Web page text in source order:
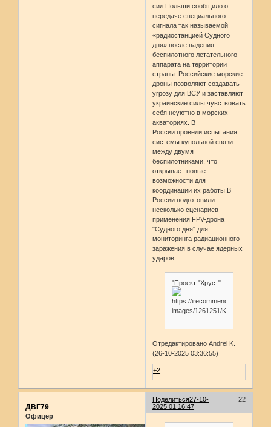
сил Польши сообщило о
передаче специального
сигнала так называемой
«радиостанцией Судного
дня» после падения
беспилотного летательного
аппарата на территории
страны. Российские морские
дроны позволяют создавать
угрозу для ВСУ и заставляют
украинские силы чувствовать
себя неуютно в морских
акваториях. В
России провели испытания
системы купольной связи
между двумя
беспилотниками, что
открывает новые
возможности для
координации их работы.В
России подготовили
несколько сценариев
применения FPV-дрона
"Судного дня" для
мониторинга радиационного
заражения в случае ядерных
ударов.
"Проект "Хруст"
Отредактировано Andrei K.
(26-10-2025 03:36:55)
+2
Поделиться 22
27-10-
2025 01:16:47
ДВГ79
Офицер